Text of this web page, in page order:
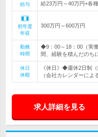
給与
給23万円～40万円+各
初年度
年収
300万円～600万円
勤務
時間
◆9：00～18：00（実
間、経験を積んだのち
休日
休暇
《休日》◆週休2日制
（会社カレンダーに
求人詳細を見る